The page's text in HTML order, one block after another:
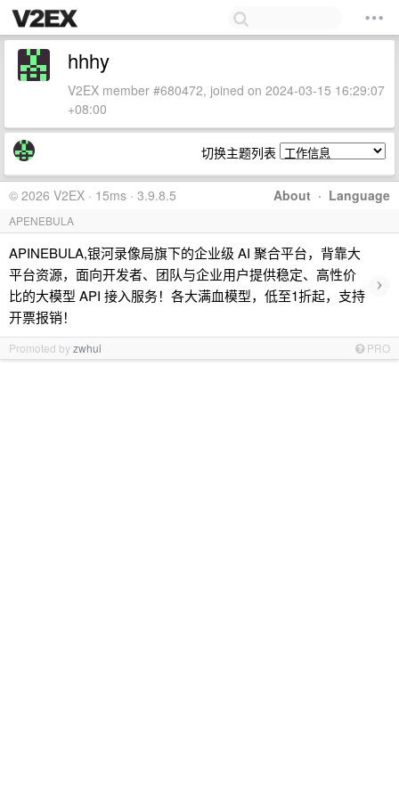
hhhy
V2EX member #680472, joined on 2024-03-15 16:29:07
+08:00
切换主题列表
About · Language
© 2026 V2EX · 15ms · 3.9.8.5
APENEBULA
APINEBULA,银河录像局旗下的企业级 AI 聚合平台，背靠大
平台资源，面向开发者、团队与企业用户提供稳定、高性价
比的大模型 API 接入服务！各大满血模型，低至1折起，支持
开票报销！
›
Promoted byzwhui PRO